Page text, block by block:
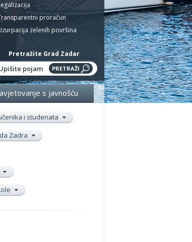
proračun
zelenih površina
Pretražite Grad Zadar
s javnošću
i studenata
Zadra